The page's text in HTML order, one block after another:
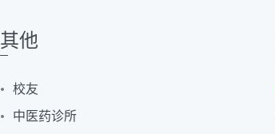
其他
校友
中医药诊所